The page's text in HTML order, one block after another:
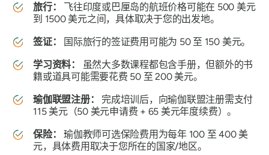
旅行：
飞往印度或巴厘岛的航班价格可能在 500 美元
到 1500 美元之间，具体取决于您的出发地。
签证：
国际旅行的签证费用可能为 50 至 150 美元。
学习资料：
虽然大多数课程都包含手册，但额外的书
籍或道具可能需要花费 50 至 200 美元。
瑜伽联盟注册：
完成培训后，向瑜伽联盟注册需支付
115 美元（50 美元申请费 + 65 美元年度续费）。
保险：
瑜伽教师可选保险费用为每年 100 至 400 美
元，具体费用取决于您所在的国家/地区。